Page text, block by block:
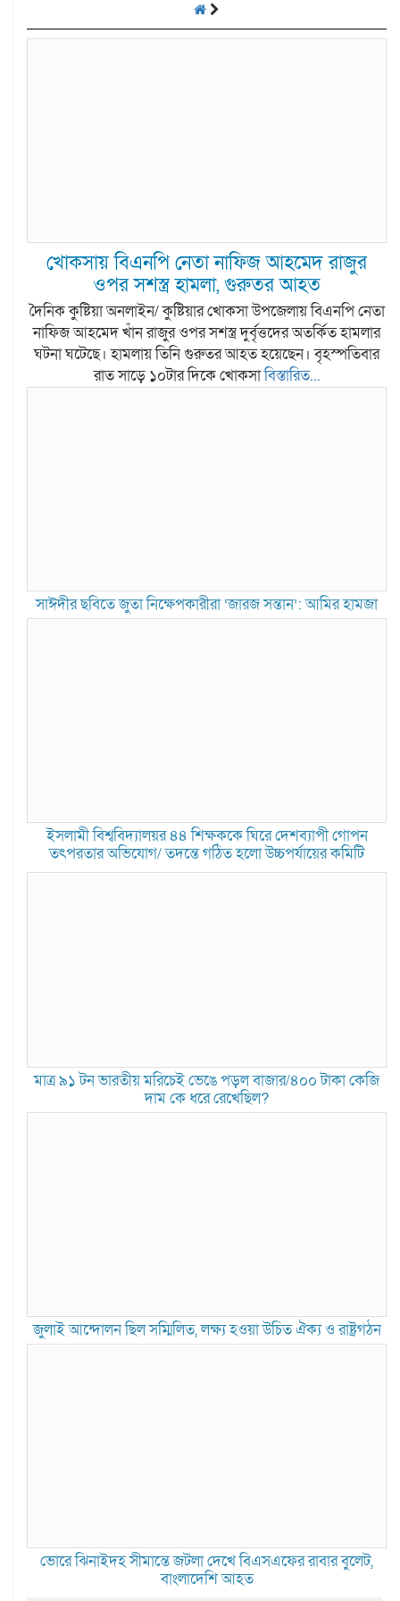
খোকসায় বিএনপি নেতা নাফিজ আহমেদ রাজুর
ওপর সশস্ত্র হামলা, গুরুতর আহত
দৈনিক কুষ্টিয়া অনলাইন/ কুষ্টিয়ার খোকসা উপজেলায় বিএনপি নেতা
নাফিজ আহমেদ খাঁন রাজুর ওপর সশস্ত্র দুর্বৃত্তদের অতর্কিত হামলার
ঘটনা ঘটেছে। হামলায় তিনি গুরুতর আহত হয়েছেন। বৃহস্পতিবার
রাত সাড়ে ১০টার দিকে খোকসাবিস্তারিত...
সাঈদীর ছবিতে জুতা নিক্ষেপকারীরা ‘জারজ সন্তান’: আমির হামজা
ইসলামী বিশ্ববিদ্যালয়র ৪৪ শিক্ষককে ঘিরে দেশব্যাপী গোপন
তৎপরতার অভিযোগ/ তদন্তে গঠিত হলো উচ্চপর্যায়ের কমিটি
মাত্র ৯১ টন ভারতীয় মরিচেই ভেঙে পড়ল বাজার/৪০০ টাকা কেজি
দাম কে ধরে রেখেছিল?
জুলাই আন্দোলন ছিল সম্মিলিত, লক্ষ্য হওয়া উচিত ঐক্য ও রাষ্ট্রগঠন
ভোরে ঝিনাইদহ সীমান্তে জটলা দেখে বিএসএফের রাবার বুলেট,
বাংলাদেশি আহত